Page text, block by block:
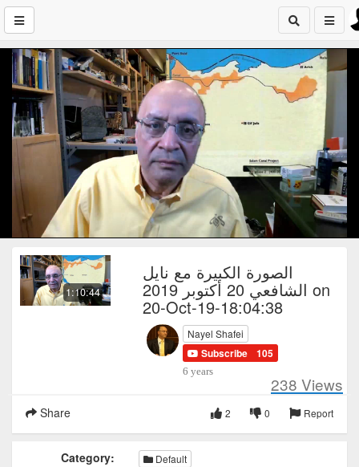
1:10:44
الصورة الكبيرة مع نايل
الشافعي 20 أكتوبر 2019 on
20-Oct-19-18:04:38
Nayel Shafei
Subscribe 105
6 years
238 Views
Share Report
0
2
Category: Default